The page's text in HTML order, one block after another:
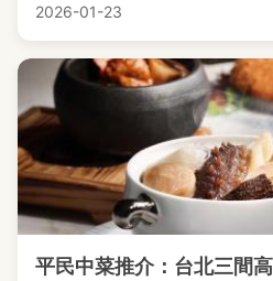
2026-01-23
平民中菜推介：台北三間